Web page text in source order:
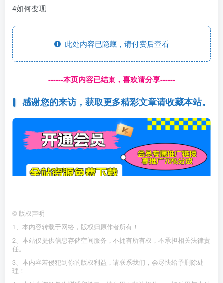
4如何变现
此处内容已隐藏，请付费后查看
------本页内容已结束，喜欢请分享------
感谢您的来访，获取更多精彩文章请收藏本站。
© 版权声明
1、本内容转载于网络，版权归原作者所有！
2、本站仅提供信息存储空间服务，不拥有所有权，不承担相关法律责
任。
3、本内容若侵犯到你的版权利益，请联系我们，会尽快给予删除处
理！